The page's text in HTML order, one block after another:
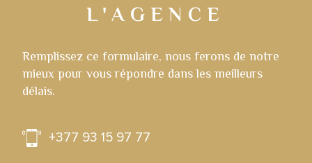
L'AGENCE
Remplissez ce formulaire, nous ferons de notre
mieux pour vous répondre dans les meilleurs
délais.
+377 93 15 97 77